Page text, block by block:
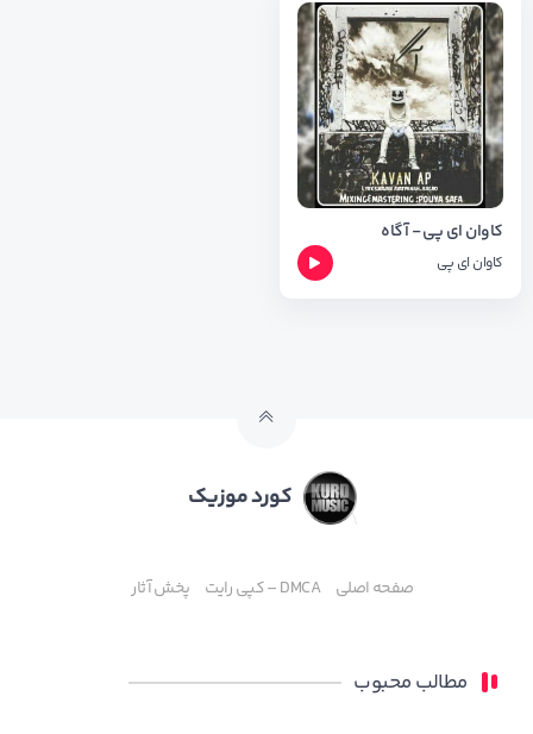
کاوان ای پی - آگاه
کاوان ای پی
کورد موزیک
صفحه اصلی DMCA – کپی رایت پخش آثار
مطالب محبوب